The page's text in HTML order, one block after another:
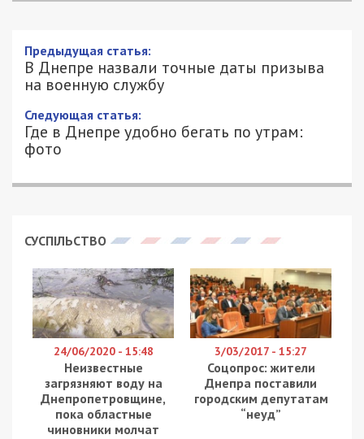
Предыдущая статья:
В Днепре назвали точные даты призыва
на военную службу
Следующая статья:
Где в Днепре удобно бегать по утрам:
фото
СУСПІЛЬСТВО
24/06/2020 - 15:48
Неизвестные
загрязняют воду на
Днепропетровщине,
пока областные
чиновники молчат
3/03/2017 - 15:27
Соцопрос: жители
Днепра поставили
городским депутатам
“неуд”